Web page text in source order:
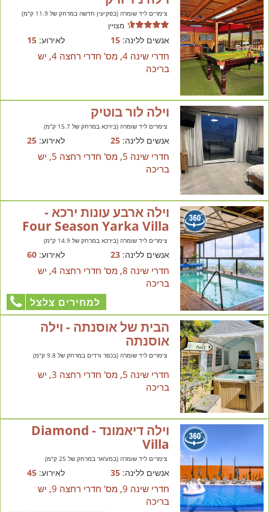
צימרים ליד שומרה (בפקיעין חדשה במרחק של 11.9 ק"מ)
מצויין
אנשים ללינה:15 לאירוע:15
חדרי שינה 4, מס' חדרי רחצה 4, יש
בריכה
וילה לור בוטיק
צימרים ליד שומרה (בירכא במרחק של 15.7 ק"מ)
אנשים ללינה:25 לאירוע:25
חדרי שינה 5, מס' חדרי רחצה 5, יש
בריכה
וילה ארבע עונות ירכא -
Four Season Yarka Villa
צימרים ליד שומרה (בירכא במרחק של 14.9 ק"מ)
אנשים ללינה:23 לאירוע:60
חדרי שינה 8, מס' חדרי רחצה 4, יש
בריכה
למחירים צלצל
הבית של אוסנתה - וילה
אוסנתה
צימרים ליד שומרה (בכפר ורדים במרחק של 9.8 ק"מ)
חדרי שינה 5, מס' חדרי רחצה 3, יש
בריכה
וילה דיאמונד - Diamond
Villa
צימרים ליד שומרה (במע'אר במרחק של 25 ק"מ)
אנשים ללינה:35 לאירוע:45
חדרי שינה 9, מס' חדרי רחצה 9, יש
בריכה